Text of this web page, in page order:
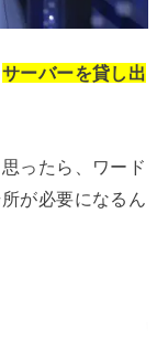
サーバーを貸し出
ったら、ワード
が必要になるん